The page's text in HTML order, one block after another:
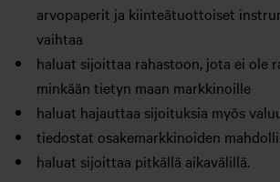
arvopaperit ja kiinteätuottoiset
vaihtaa
haluat sijoittaa rahastoon, jota ei ole
minkään tietyn maan markkinoille
haluat hajauttaa sijoituksia myös
tiedostat osakemarkkinoiden
haluat sijoittaa pitkällä aikavälillä.